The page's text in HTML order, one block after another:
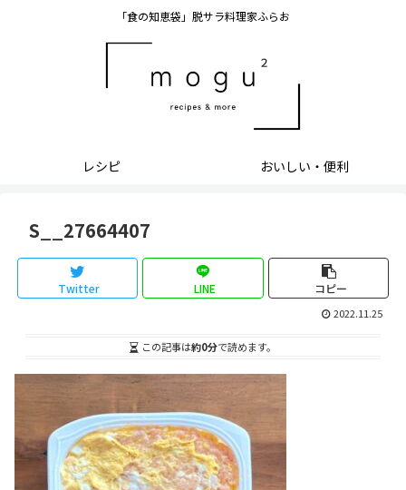
「食の知恵袋」脱サラ料理家ふらお
レシピ おいしい・便利
S__27664407
Twitter LINE コピー
2022.11.25
この記事は約0分で読めます。